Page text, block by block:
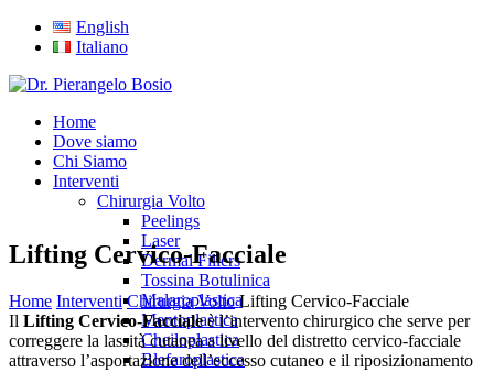
English
Italiano
Home
Dove siamo
Chi Siamo
Interventi
Chirurgia Volto
Peelings
Laser
Dermal Fillers
Tossina Botulinica
Malaroplastica
Mentoplastica
Cheiloplastica
Blefaroplastica
Lifting Cervico-Facciale
Home Interventi Chirurgia Volto Lifting Cervico-Facciale
Il Lifting Cervico-Faccialeè l’intervento chirurgico che serve per
correggere la lassità cutanea a livello del distretto cervico-facciale
attraverso l’asportazione dell’eccesso cutaneo e il riposizionamento